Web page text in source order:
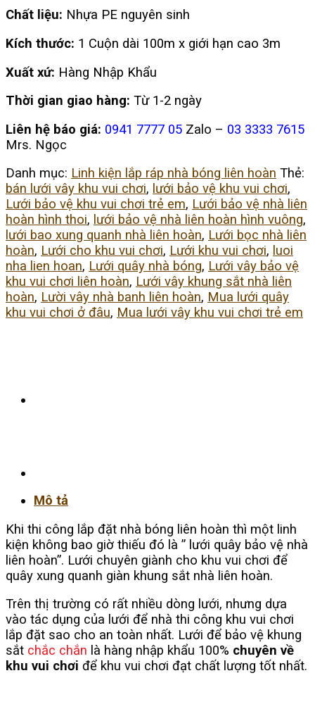
Chất liệu: Nhựa PE nguyên sinh
Kích thước: 1 Cuộn dài 100m x giới hạn cao 3m
Xuất xứ: Hàng Nhập Khẩu
Thời gian giao hàng: Từ 1-2 ngày
Liên hệ báo giá: 0941 7777 05 Zalo – 03 3333 7615
Mrs. Ngọc
Danh mục: Linh kiện lắp ráp nhà bóng liên hoàn Thẻ:
bán lưới vây khu vui chơi, lưới bảo vệ khu vui chơi,
Lưới bảo vệ khu vui chơi trẻ em, Lưới bảo vệ nhà liên
hoàn hình thoi, lưới bảo vệ nhà liên hoàn hình vuông,
lưới bao xung quanh nhà liên hoàn, Lưới bọc nhà liên
hoàn, Lưới cho khu vui chơi, Lưới khu vui chơi, luoi
nha lien hoan, Lưới quây nhà bóng, Lưới vây bảo vệ
khu vui chơi liên hoàn, Lưới vây khung sắt nhà liên
hoàn, Lười vây nhà banh liên hoàn, Mua lưới quây
khu vui chơi ở đâu, Mua lưới vây khu vui chơi trẻ em
Mô tả
Khi thi công lắp đặt nhà bóng liên hoàn thì một linh
kiện không bao giờ thiếu đó là ” lưới quây bảo vệ nhà
liên hoàn”. Lưới chuyên giành cho khu vui chơi để
quây xung quanh giàn khung sắt nhà liên hoàn.
Trên thị trường có rất nhiều dòng lưới, nhưng dựa
vào tác dụng của lưới để nhà thi công khu vui chơi
lắp đặt sao cho an toàn nhất. Lưới để bảo vệ khung
sắt chắc chắn là hàng nhập khẩu 100% chuyên về
khu vui chơi để khu vui chơi đạt chất lượng tốt nhất.